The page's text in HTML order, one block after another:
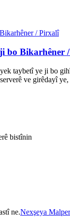
bo Bikarhêner
taybetî ye ji bo
ve girêdayî
bistînin
ne.Nexşeya